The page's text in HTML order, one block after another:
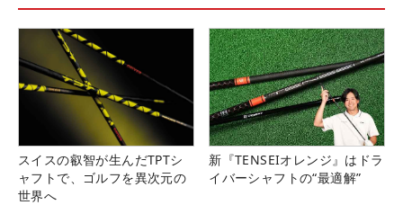
スイスの叡智が生んだTPTシ
ャフトで、ゴルフを異次元の
世界へ
新『TENSEIオレンジ』はドラ
イバーシャフトの“最適解”